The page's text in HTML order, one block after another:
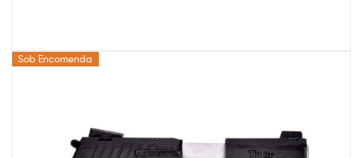
Sob Encomenda